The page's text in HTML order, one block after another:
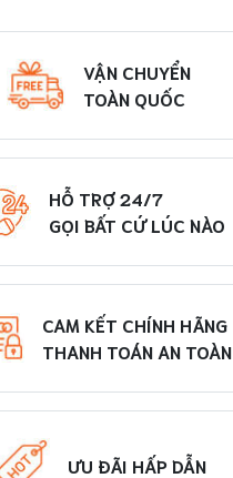
VẬN CHUYỂN
TOÀN QUỐC
HỖ TRỢ 24/7
GỌI BẤT CỨ LÚC NÀO
CAM KẾT CHÍNH HÃNG
THANH TOÁN AN TOÀN
ƯU ĐÃI HẤP DẪN